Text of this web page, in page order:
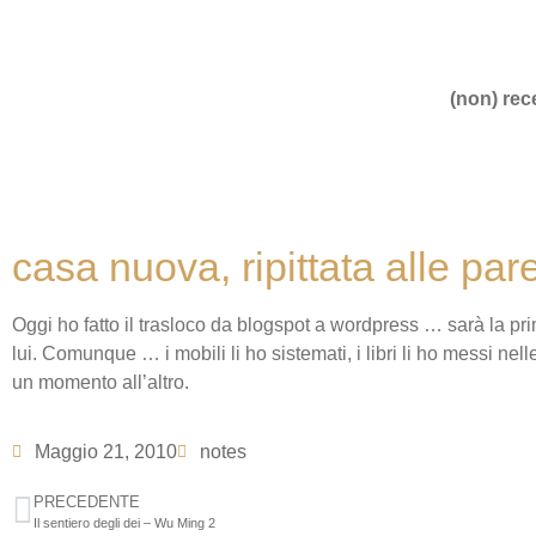
(non)
casa nuova, ripittata alle
Oggi ho fatto il trasloco da blogspot a wordpress … sarà la
lui. Comunque … i mobili li ho sistemati, i libri li ho messi
un momento all’altro.
Maggio 21, 2010 notes
PRECEDENTE
Il sentiero degli dei – Wu Ming 2